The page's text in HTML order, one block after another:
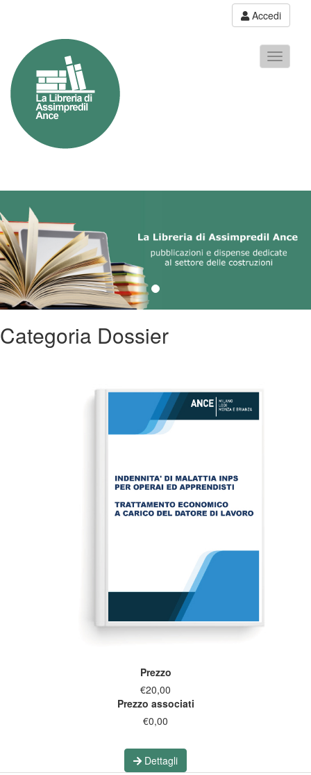
Accedi
Toggle
Categoria Dossier
Prezzo
€20,00
Prezzo associati
€0,00
Dettagli